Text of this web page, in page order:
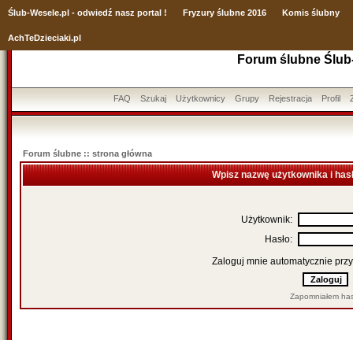
Ślub-Wesele.pl - odwiedź nasz portal ! Fryzury ślubne 2016 Komis ślubny
AchTeDzieciaki.pl
Forum ślubne
FAQ Szukaj Użytkownicy Grupy Rejestracja Profil
Forum ślubne :: strona główna
Wpisz nazwę użytkownika i
Użytkownik:
Hasło:
Zaloguj mnie automatycznie
Zapomniałem